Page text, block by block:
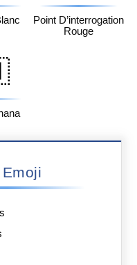
Point D’interrogation
Rouge